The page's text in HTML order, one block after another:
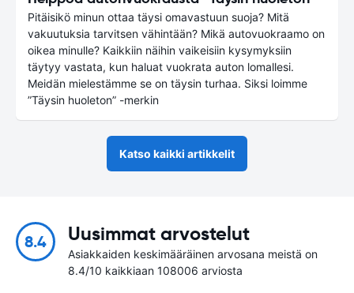
Pitäisikö minun ottaa täysi omavastuun suoja? Mitä
vakuutuksia tarvitsen vähintään? Mikä autovuokraamo on
oikea minulle? Kaikkiin näihin vaikeisiin kysymyksiin
täytyy vastata, kun haluat vuokrata auton lomallesi.
Meidän mielestämme se on täysin turhaa. Siksi loimme
”Täysin huoleton” -merkin
Katso kaikki artikkelit
8.4 Uusimmat arvostelut
Asiakkaiden keskimääräinen arvosana meistä on
8.4/10 kaikkiaan 108006 arviosta